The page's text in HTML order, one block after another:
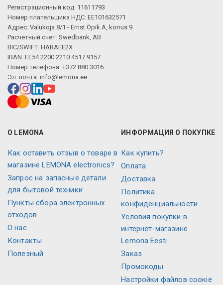
Регистрационный код: 11611793
Номер плательщика НДС: EE101632571
Адрес: Valukoja 8/1 - Ernst Öpik A, korrus 9
Расчетный счет: Swedbank, AB
BIC/SWIFT: HABAEE2X
IBAN: EE54 2200 2210 4517 9157
Номер телефона: +372 880 3016
Эл. почта: info@lemona.ee
О LEMONA
Как оставить отзыв о товаре в
магазине LEMONA electronics?
Запрос на запасные детали
для бытовой техники
Пункты сбора электронных
отходов
О нас
Контакты
Полезный
ИНФОРМАЦИЯ О ПОКУПКЕ
Как купить?
Оплата
Доставка
Политика
конфиденциальности
Условия покупки в
интернет-магазине
Lemona Eesti
Заказ
Промокоды
Настройки файлов соокіе